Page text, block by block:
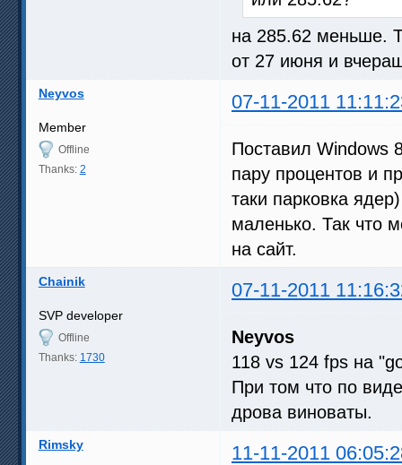
на 285.62 меньше.
от 27 июня и
Neyvos 07-11-2011
Member
Offline
Thanks: 2
Поставил Windows
пару процентов и
таки парковка
маленько. Так что
на сайт.
Chainik 07-11-2011
SVP developer
Offline
Thanks: 1730
Neyvos
118 vs 124 fps на
При том что по
дрова виноваты.
Rimsky 11-11-2011